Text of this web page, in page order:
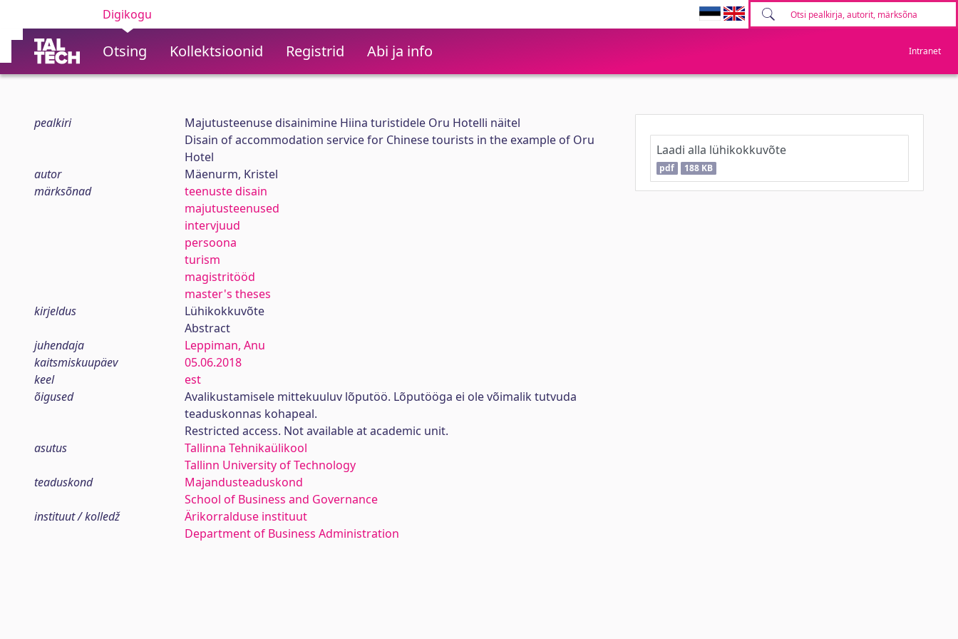
Digikogu
Otsing Kollektsioonid Registrid Abi ja info Intranet
pealkiri
Majutusteenuse disainimine Hiina turistidele Oru Hotelli näitel
Disain of accommodation service for Chinese tourists in the example of Oru
Hotel
autor
Mäenurm, Kristel
märksõnad
teenuste disain
majutusteenused
intervjuud
persoona
turism
magistritööd
master's theses
kirjeldus
Lühikokkuvõte
Abstract
juhendaja
Leppiman, Anu
kaitsmiskuupäev
05.06.2018
keel
est
õigused
Avalikustamisele mittekuuluv lõputöö. Lõputööga ei ole võimalik tutvuda
teaduskonnas kohapeal.
Restricted access. Not available at academic unit.
asutus
Tallinna Tehnikaülikool
Tallinn University of Technology
teaduskond
Majandusteaduskond
School of Business and Governance
instituut / kolledž
Ärikorralduse instituut
Department of Business Administration
Laadi alla lühikokkuvõte
pdf 188 KB